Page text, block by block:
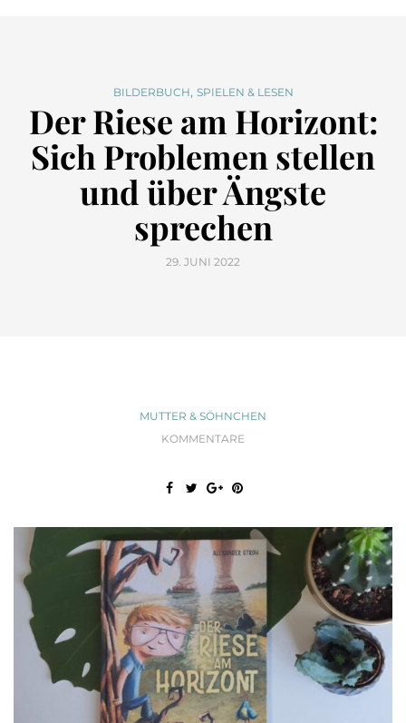
BILDERBUCH, SPIELEN & LESEN
Der Riese am Horizont:
Sich Problemen stellen
und über Ängste
sprechen
29. JUNI 2022
MUTTER & SÖHNCHEN
KOMMENTARE